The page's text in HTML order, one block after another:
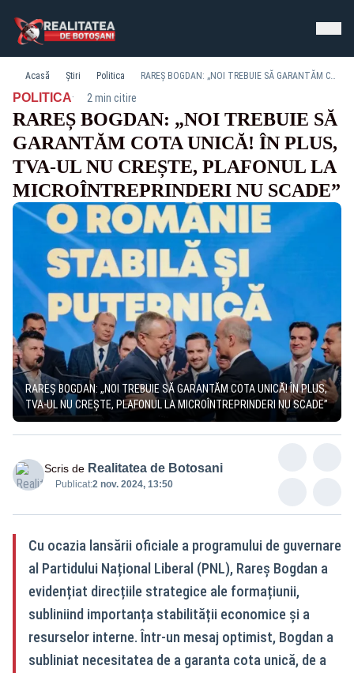
Acasă Știri Politica RAREȘ BOGDAN: „NOI TREBUIE SĂ GARANTĂM COTA UNICĂ! ÎN PLUS, TVA-UL NU CREȘTE, PLAFONUL LA MICROÎNTREPRINDERI NU SCADE”
POLITICA· 2 min citire
RAREȘ BOGDAN: „NOI TREBUIE SĂ
GARANTĂM COTA UNICĂ! ÎN PLUS,
TVA-UL NU CREȘTE, PLAFONUL LA
MICROÎNTREPRINDERI NU SCADE”
RAREȘ BOGDAN: „NOI TREBUIE SĂ GARANTĂM COTA UNICĂ! ÎN PLUS,
TVA-UL NU CREȘTE, PLAFONUL LA MICROÎNTREPRINDERI NU SCADE”
Scris de Realitatea de Botosani
Publicat:2 nov. 2024, 13:50
Cu ocazia lansării oficiale a programului de guvernare
al Partidului Național Liberal (PNL), Rareș Bogdan a
evidențiat direcțiile strategice ale formațiunii,
subliniind importanța stabilității economice și a
resurselor interne. Într-un mesaj optimist, Bogdan a
subliniat necesitatea de a garanta cota unică, de a